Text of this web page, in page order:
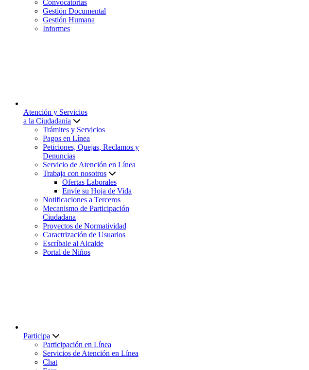
Convocatorias
Gestión Documental
Gestión Humana
Informes
Atención y Servicios
a la Ciudadanía
Trámites y Servicios
Pagos en Línea
Peticiones, Quejas, Reclamos y
Denuncias
Servicio de Atención en Línea
Trabaja con nosotros
Ofertas Laborales
Envíe su Hoja de Vida
Notificaciones a Terceros
Mecanismo de Participación
Ciudadana
Proyectos de Normatividad
Caractrización de Usuarios
Escríbale al Alcalde
Portal de Niños
Participa
Participación en Línea
Servicios de Atención en Línea
Chat